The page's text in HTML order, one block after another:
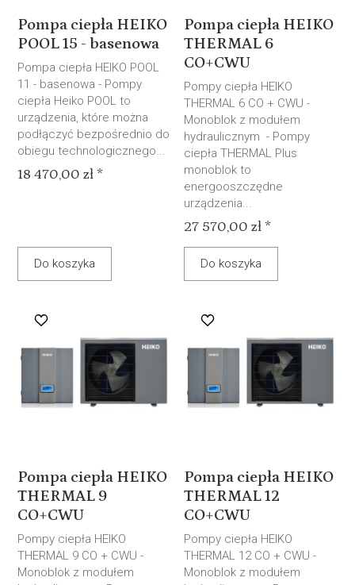
Pompa ciepła HEIKO
POOL 15 - basenowa
Pompa ciepła HEIKO POOL
11 - basenowa - Pompy
ciepła Heiko POOL to
urządzenia, które można
podłączyć bezpośrednio do
obiegu technologicznego...
18 470,00 zł *
Do koszyka
Pompa ciepła HEIKO
THERMAL 6
CO+CWU
Pompy ciepła HEIKO
THERMAL 6 CO + CWU -
Monoblok z modułem
hydraulicznym - Pompy
ciepła THERMAL Plus
monoblok to
energooszczędne
urządzenia...
27 570,00 zł *
Do koszyka
Pompa ciepła HEIKO
THERMAL 9
CO+CWU
Pompy ciepła HEIKO
THERMAL 9 CO + CWU -
Monoblok z modułem
Pompa ciepła HEIKO
THERMAL 12
CO+CWU
Pompy ciepła HEIKO
THERMAL 12 CO + CWU -
Monoblok z modułem